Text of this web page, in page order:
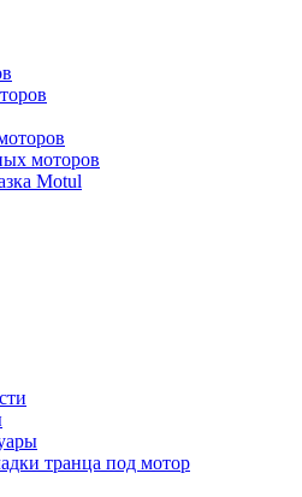
моторов
Motul
транца под мотор